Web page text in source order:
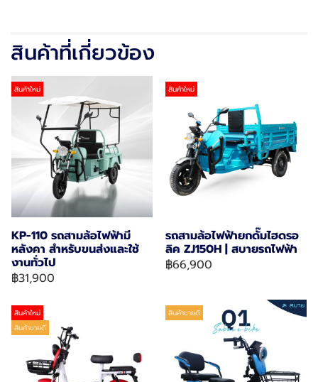
สินค้าที่เกี่ยวข้อง
สินค้าใหม่
KP-110 รถสามล้อไฟฟ้ามี
หลังคา สำหรับขนส่งและใช้
งานทั่วไป
฿31,900
สินค้าใหม่
รถสามล้อไฟฟ้ายกดั๊มไฮดรอ
ลิค ZJ150H | สบายรถไฟฟ้า
฿66,900
สินค้าใหม่
สินค้าขายดี
สินค้าขายดี